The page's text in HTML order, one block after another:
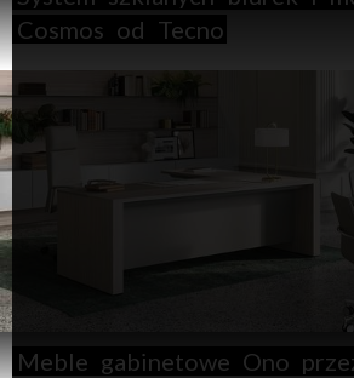
Cosmos od Tecno
Meble gabinetowe Ono